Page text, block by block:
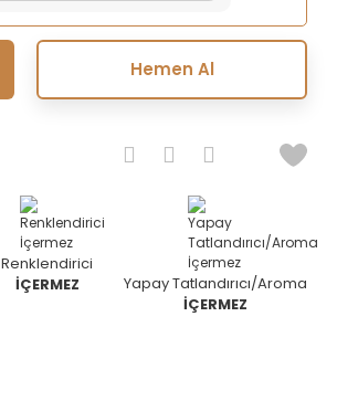
Hemen Al
Renklendirici
İÇERMEZ
Yapay Tatlandırıcı/Aroma
İÇERMEZ